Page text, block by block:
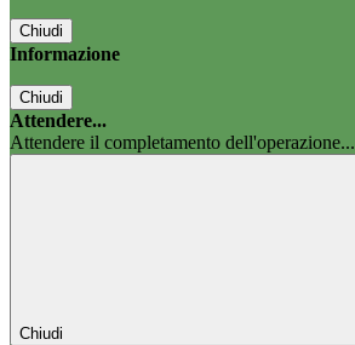
Chiudi
Informazione
Chiudi
Attendere...
Attendere il completamento dell'operazione...
Chiudi